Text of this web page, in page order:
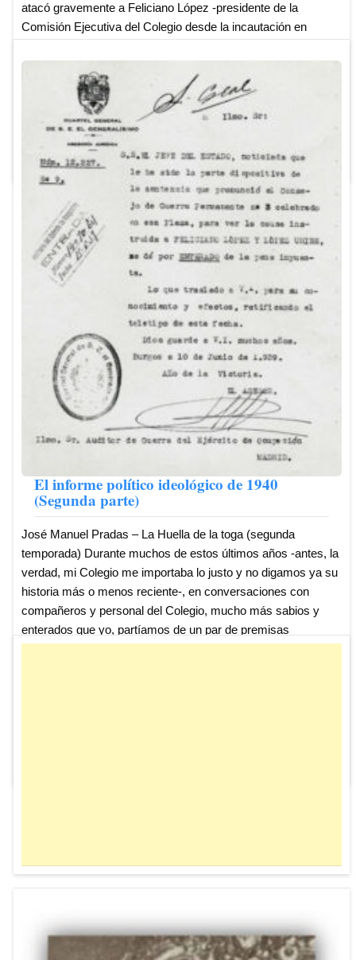
atacó gravemente a Feliciano López -presidente de la
Comisión Ejecutiva del Colegio desde la incautación en
anterior, arrancando al responsable político la determinación
de que se daría solución al problema. Y es así como
llegamos al Decreto de 21 de octubre de 1937, publicado en
la Gaceta del día siguiente. En ...
Leer más ...
El informe político ideológico de 1940
(Segunda parte)
José Manuel Pradas – La Huella de la toga (segunda
temporada) Durante muchos de estos últimos años -antes, la
verdad, mi Colegio me importaba lo justo y no digamos ya su
historia más o menos reciente-, en conversaciones con
compañeros y personal del Colegio, mucho más sabios y
enterados que yo, partíamos de un par de premisas